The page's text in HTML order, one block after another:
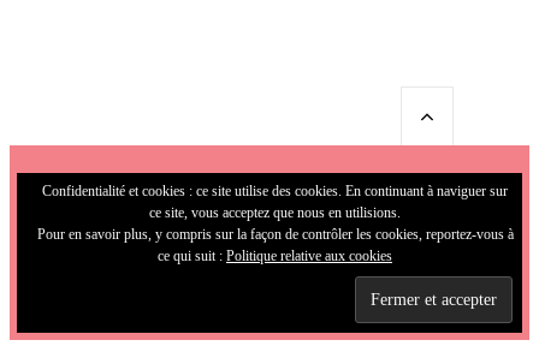
© 2009-2026 MamaFunky. All Rights
Confidentialité et cookies : ce site utilise des cookies. En continuant à naviguer sur
ce site, vous acceptez que nous en utilisions.
Pour en savoir plus, y compris sur la façon de contrôler les cookies, reportez-vous à
ce qui suit : Politique relative aux cookies